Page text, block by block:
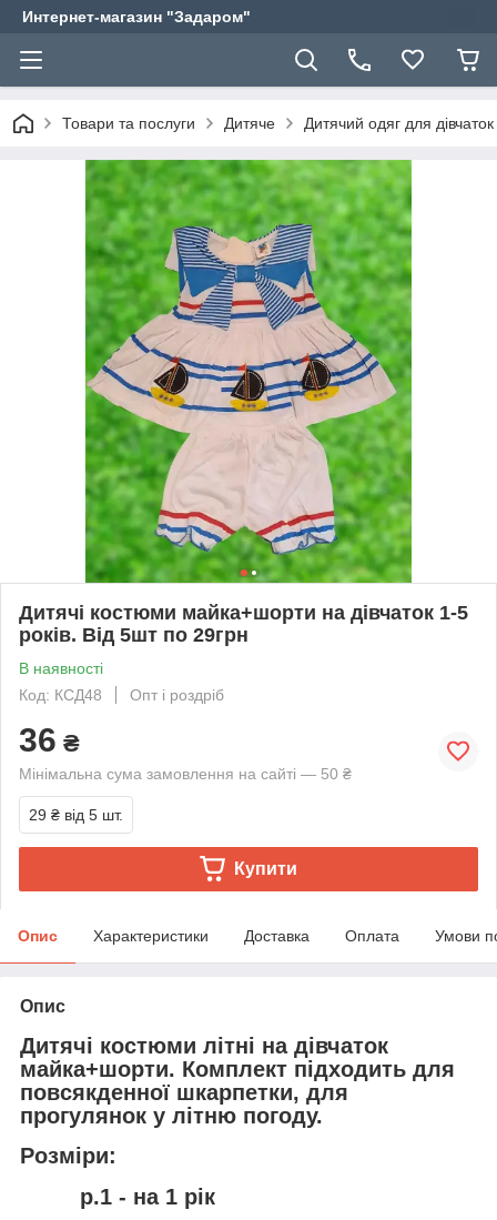
Интернет-магазин "Задаром"
Товари та послуги Дитяче Дитячий одяг для
Дитячі костюми майка+шорти на дівчаток 1-5
років. Від 5шт по 29грн
В наявності
Код: КСД48
Опт і роздріб
36 ₴
Мінімальна сума замовлення на сайті — 50 ₴
29 ₴ від 5 шт.
Купити
Опис Характеристики Доставка Оплата Умови
Опис
Дитячі костюми літні на дівчаток
майка+шорти. Комплект підходить для
повсякденної шкарпетки, для
прогулянок у літню погоду.
Розміри:
р.1 - на 1 рік